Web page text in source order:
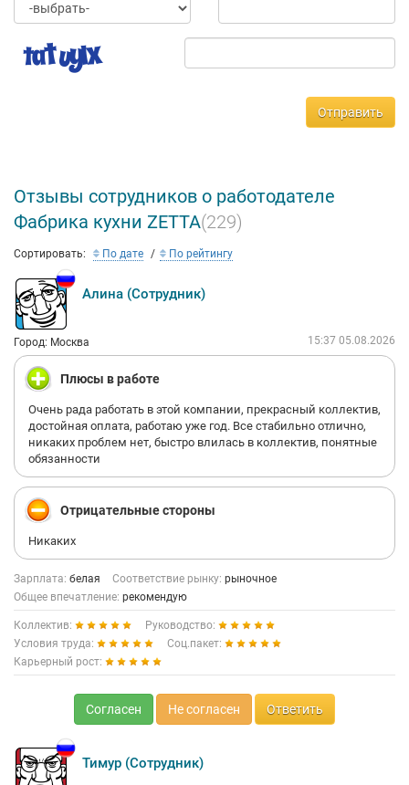
Отправить
Отзывы сотрудников о работодателе
Фабрика кухни ZETTA(229)
Сортировать: По дате По рейтингу
Алина (Сотрудник)
Город: Москва 15:37 05.08.2026
Плюсы в работе
Очень рада работать в этой компании, прекрасный коллектив,
достойная оплата, работаю уже год. Все стабильно отлично,
никаких проблем нет, быстро влилась в коллектив, понятные
обязанности
Отрицательные стороны
Никаких
Зарплата: белая Соответствие рынку: рыночное
Общее впечатление: рекомендую
Коллектив:
Руководство:
Условия труда:
Соц.пакет:
Карьерный рост:
Согласен Не согласен Ответить
Тимур (Сотрудник)